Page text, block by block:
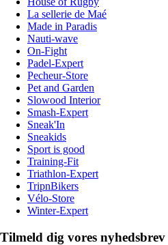
La sellerie de Maé
Made in Paradis
Nauti-wave
On-Fight
Padel-Expert
Pecheur-Store
Pet and Garden
Slowood Interior
Smash-Expert
Sneak'In
Sneakids
Sport is good
Training-Fit
Triathlon-Expert
TripnBikers
Vélo-Store
Winter-Expert
Tilmeld dig vores nyhedsbrev